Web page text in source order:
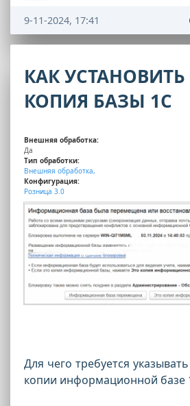
9-11-2024, 17:41
КАК
КОПИЯ БАЗЫ 1С
Внешняя обработка:
Да
Тип обработки:
Внешняя обработка,
Конфигурация:
Розница 3.0
Для чего требуется
копии информационной базе